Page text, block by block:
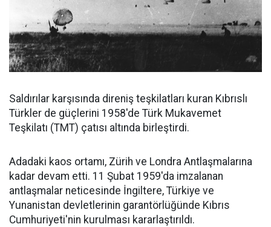
Saldırılar karşısında direniş teşkilatları kuran Kıbrıslı
Türkler de güçlerini 1958'de Türk Mukavemet
Teşkilatı (TMT) çatısı altında birleştirdi.
Adadaki kaos ortamı, Zürih ve Londra Antlaşmalarına
kadar devam etti. 11 Şubat 1959'da imzalanan
antlaşmalar neticesinde İngiltere, Türkiye ve
Yunanistan devletlerinin garantörlüğünde Kıbrıs
Cumhuriyeti'nin kurulması kararlaştırıldı.